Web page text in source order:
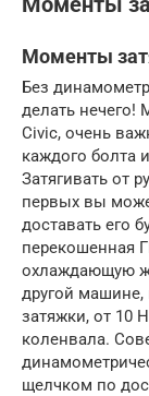
Моменты
Без
делать нечего!
Civic, очень
каждого болта
Затягивать от
первых вы
доставать его
перекошенная
охлаждающую
другой
затяжки, от 10
коленвала.
щелчком по